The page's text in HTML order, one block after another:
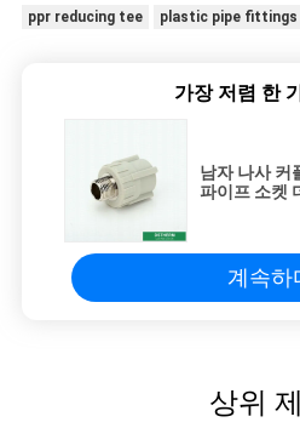
ppr reducing tee plastic pipe fittings
가장 저렴 한
남자 나사 커
파이프 소켓
계속하
상위